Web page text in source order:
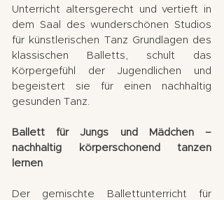
Unterricht altersgerecht und vertieft in
dem Saal des wunderschönen Studios
für künstlerischen Tanz Grundlagen des
klassischen Balletts, schult das
Körpergefühl der Jugendlichen und
begeistert sie für einen nachhaltig
gesunden Tanz.
Ballett für Jungs und Mädchen –
nachhaltig körperschonend tanzen
lernen
Der gemischte Ballettunterricht für